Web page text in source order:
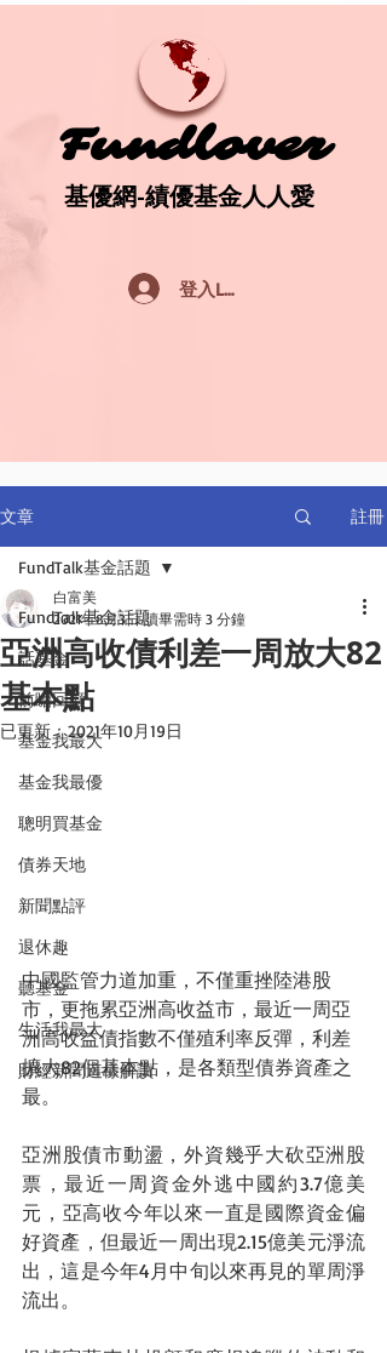
Fundlover
Fundlover
基優網-績優基金人人愛
基優網-績優基金人人愛
登入Log In
文章 註冊
FundTalk基金話題
話基金
前瞻回顧
基金我最大
基金我最優
聰明買基金
債券天地
新聞點評
退休趣
聽基金
生活我最大
財經新聞這樣解讀
FundTalk基金話題
亞洲高收債利差一周放大82
基本點
白富美
2021年8月3日 讀畢需時 3 分鐘
已更新：2021年10月19日
中國監管力道加重，不僅重挫陸港股
市，更拖累亞洲高收益市，最近一周亞
洲高收益債指數不僅殖利率反彈，利差
擴大82個基本點，是各類型債券資產之
最。
亞洲股債市動盪，外資幾乎大砍亞洲股
票，最近一周資金外逃中國約3.7億美
元，亞高收今年以來一直是國際資金偏
好資產，但最近一周出現2.15億美元淨流
出，這是今年4月中旬以來再見的單周淨
流出。